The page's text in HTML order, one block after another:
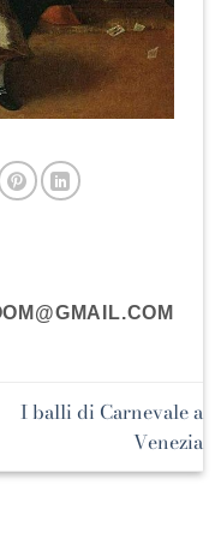
I balli di Carnevale a
Venezia